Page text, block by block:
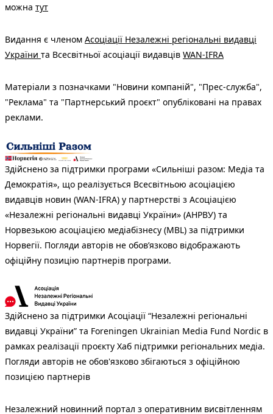
можна тут
Видання є членом Асоціації Незалежні регіональні видавці
України та Всесвітньої асоціації видавців WAN-IFRA
Матеріали з позначками "Новини компаній", "Прес-служба",
"Реклама" та "Партнерський проєкт" опубліковані на правах
реклами.
Здійснено за підтримки програми «Сильніші разом: Медіа та
Демократія», що реалізується Всесвітньою асоціацією
видавців новин (WAN-IFRA) у партнерстві з Асоціацією
«Незалежні регіональні видавці України» (АНРВУ) та
Норвезькою асоціацією медіабізнесу (MBL) за підтримки
Норвегії. Погляди авторів не обов’язково відображають
офіційну позицію партнерів програми.
Здійснено за підтримки Асоціації “Незалежні регіональні
видавці України” та Foreningen Ukrainian Media Fund Nordic в
рамках реалізації проєкту Хаб підтримки регіональних медіа.
Погляди авторів не обов'язково збігаються з офіційною
позицією партнерів
Незалежний новинний портал з оперативним висвітленням